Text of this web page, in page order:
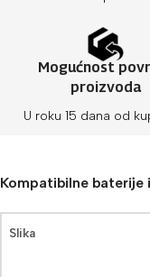
Mogućnost
proizvoda
U roku 15 dana od
Kompatibilne baterije